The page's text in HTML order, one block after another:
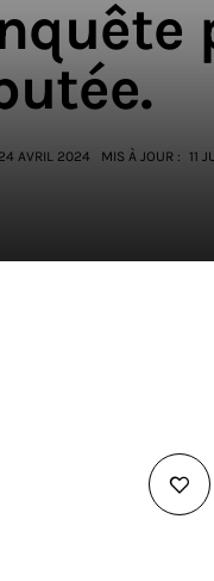
24 AVRIL 2024 MIS À JOUR : 11